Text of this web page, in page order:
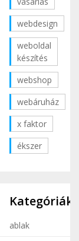
webdesign
weboldal
készítés
webshop
webáruház
x faktor
ékszer
Kategóriák
ablak